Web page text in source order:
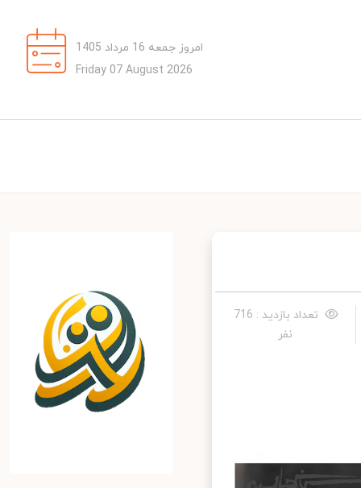
امروز جمعه 16 مرداد 1405
Friday 07 August 2026
تعداد بازدید : 716
نفر